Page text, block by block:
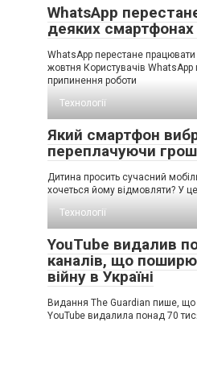
WhatsApp
деяких смартфонах
WhatsApp перестане
жовтня Користувачів
припинення роботи
Технології
Який смартфон
переплачуючи
Дитина просить сучасний
хочеться йому відмовляти? У
Технології
YouTube видалив
каналів, що
війну в Україні
Видання The Guardian пише,
YouTube видалила понад 70